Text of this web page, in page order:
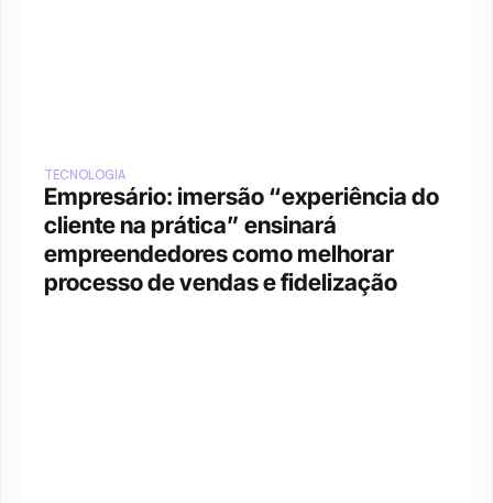
TECNOLOGIA
Empresário: imersão “experiência do
cliente na prática” ensinará
empreendedores como melhorar
processo de vendas e fidelização